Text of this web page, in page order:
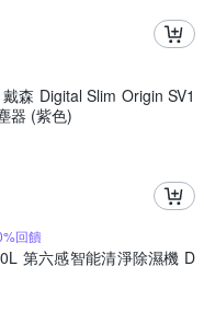
森 Digital Slim Origin SV1
器 (紫色)
回饋
第六感智能清淨除濕機 D